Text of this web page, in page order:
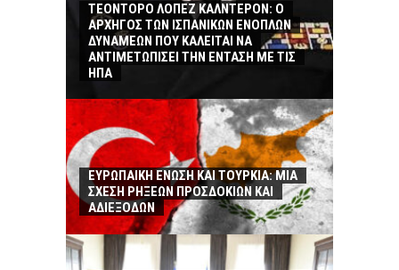
ΤΕΟΝΤΟΡΟ ΛΟΠΕΖ ΚΑΛΝΤΕΡΟΝ: O
ΑΡΧΗΓΟΣ ΤΩΝ ΙΣΠΑΝΙΚΩΝ ΕΝΟΠΛΩΝ
ΔΥΝΑΜΕΩΝ ΠΟΥ ΚΑΛΕΙΤΑΙ ΝΑ
ΑΝΤΙΜΕΤΩΠΙΣΕΙ ΤΗΝ ΕΝΤΑΣΗ ΜΕ ΤΙΣ
ΗΠΑ
ΕΥΡΩΠΑΙΚΗ ΕΝΩΣΗ ΚΑΙ ΤΟΥΡΚΙΑ: ΜΙΑ
ΣΧΕΣΗ ΡΗΞΕΩΝ ΠΡΟΣΔΟΚΙΩΝ ΚΑΙ
ΑΔΙΕΞΟΔΩΝ